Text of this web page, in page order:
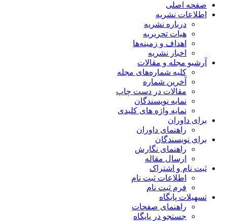
صفحه اصلی
اطلاعات نشریه
درباره نشریه
هیات تحریریه
اهداف و زمینه‌ها
اخبار نشریه
آرشیو مجله و مقالات
کلیه شماره‌های مجله
آخرین شماره
مقالات در دست چاپ
نمایه نویسندگان
نمایه واژه های کلیدی
برای داوران
راهنمای داوران
برای نویسندگان
راهنمای نگارش
ارسال مقاله
ثبت نام و اشتراک
اطلاعات ثبت نام
فرم ثبت نام
تسهیلات پایگاه
راهنمای صفحات
جستجو در پایگاه